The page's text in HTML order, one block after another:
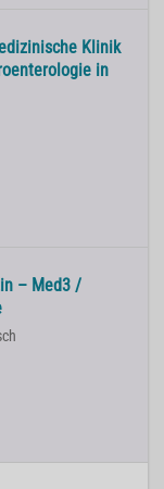
Klinik
in
– Med3 /